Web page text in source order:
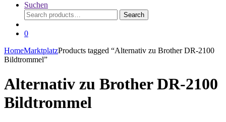
Suchen
Search
for:
Search
0
HomeMarktplatzProducts tagged “Alternativ zu Brother DR-2100
Bildtrommel”
Alternativ zu Brother DR-2100
Bildtrommel